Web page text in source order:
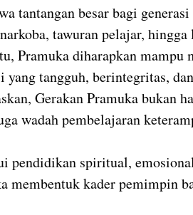
tantangan besar bagi
tawuran pelajar,
Pramuka diharapkan mampu
yang tangguh, berintegritas,
Gerakan Pramuka bukan
wadah pembelajaran
pendidikan spiritual,
membentuk kader pemimpin